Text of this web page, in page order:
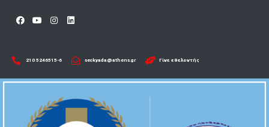
210 5246515-6​ seckyada@athens.gr Γίνε εθελοντής